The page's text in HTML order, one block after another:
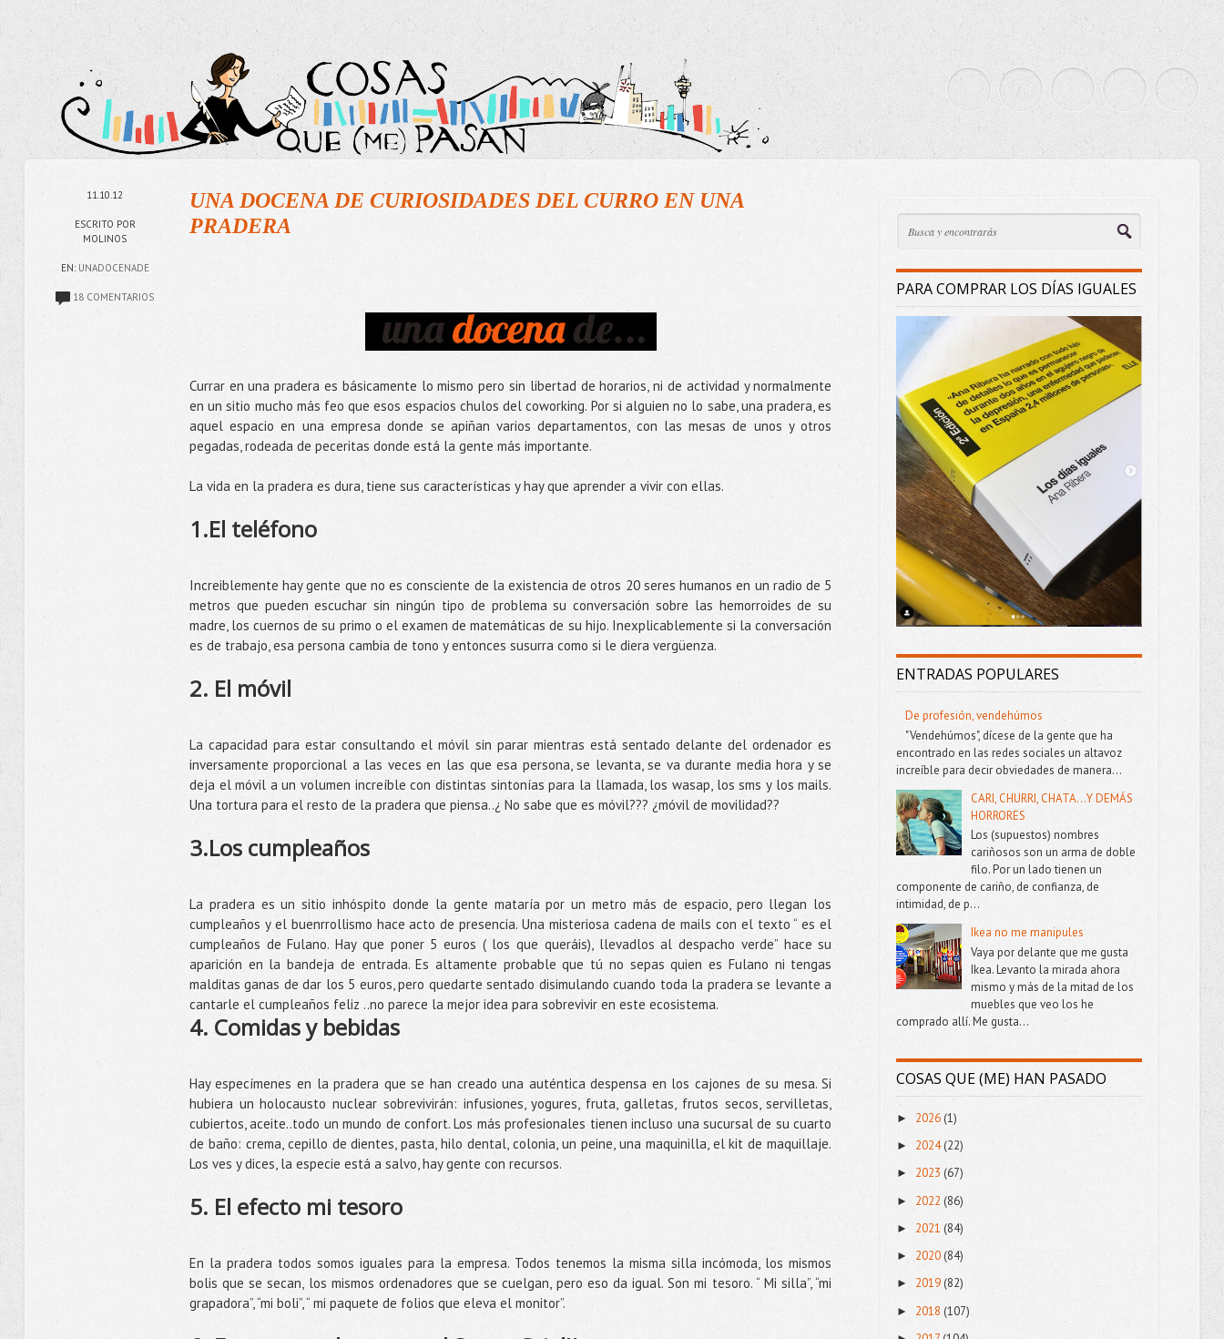
11.10.12
ESCRITO POR
MOLINOS
EN: UNADOCENADE
18 COMENTARIOS
UNA DOCENA DE CURIOSIDADES DEL CURRO EN UNA
PRADERA
Currar en una pradera es básicamente lo mismo pero sin libertad de horarios, ni de actividad y normalmente
en un sitio mucho más feo que esos espacios chulos del coworking. Por si alguien no lo sabe, una pradera, es
aquel espacio en una empresa donde se apiñan varios departamentos, con las mesas de unos y otros
pegadas, rodeada de peceritas donde está la gente más importante.
La vida en la pradera es dura, tiene sus características y hay que aprender a vivir con ellas.
1.El teléfono
Increiblemente hay gente que no es consciente de la existencia de otros 20 seres humanos en un radio de 5
metros que pueden escuchar sin ningún tipo de problema su conversación sobre las hemorroides de su
madre, los cuernos de su primo o el examen de matemáticas de su hijo. Inexplicablemente si la conversación
es de trabajo, esa persona cambia de tono y entonces susurra como si le diera vergüenza.
2. El móvil
La capacidad para estar consultando el móvil sin parar mientras está sentado delante del ordenador es
inversamente proporcional a las veces en las que esa persona, se levanta, se va durante media hora y se
deja el móvil a un volumen increíble con distintas sintonías para la llamada, los wasap, los sms y los mails.
Una tortura para el resto de la pradera que piensa..¿ No sabe que es móvil??? ¿móvil de movilidad??
3.Los cumpleaños
La pradera es un sitio inhóspito donde la gente mataría por un metro más de espacio, pero llegan los
cumpleaños y el buenrrollismo hace acto de presencia. Una misteriosa cadena de mails con el texto “ es el
cumpleaños de Fulano. Hay que poner 5 euros ( los que queráis), llevadlos al despacho verde” hace su
aparición en la bandeja de entrada. Es altamente probable que tú no sepas quien es Fulano ni tengas
malditas ganas de dar los 5 euros, pero quedarte sentado disimulando cuando toda la pradera se levante a
cantarle el cumpleaños feliz ..no parece la mejor idea para sobrevivir en este ecosistema.
4. Comidas y bebidas
Hay especímenes en la pradera que se han creado una auténtica despensa en los cajones de su mesa. Si
hubiera un holocausto nuclear sobrevivirán: infusiones, yogures, fruta, galletas, frutos secos, servilletas,
cubiertos, aceite..todo un mundo de confort. Los más profesionales tienen incluso una sucursal de su cuarto
de baño: crema, cepillo de dientes, pasta, hilo dental, colonia, un peine, una maquinilla, el kit de maquillaje.
Los ves y dices, la especie está a salvo, hay gente con recursos.
5. El efecto mi tesoro
En la pradera todos somos iguales para la empresa. Todos tenemos la misma silla incómoda, los mismos
bolis que se secan, los mismos ordenadores que se cuelgan, pero eso da igual. Son mi tesoro. “ Mi silla”, “mi
grapadora”, “mi boli”, “ mi paquete de folios que eleva el monitor”.
PARA COMPRAR LOS DÍAS IGUALES
ENTRADAS POPULARES
De profesión, vendehúmos
"Vendehúmos", dícese de la gente que ha
encontrado en las redes sociales un altavoz
increíble para decir obviedades de manera...
CARI, CHURRI, CHATA...Y DEMÁS
HORRORES
Los (supuestos) nombres
cariñosos son un arma de doble
filo. Por un lado tienen un
componente de cariño, de confianza, de
intimidad, de p...
Ikea no me manipules
Vaya por delante que me gusta
Ikea. Levanto la mirada ahora
mismo y más de la mitad de los
muebles que veo los he
comprado allí. Me gusta...
COSAS QUE (ME) HAN PASADO
► 2026 (1)
► 2024(22)
► 2023 (67)
► 2022 (86)
► 2021 (84)
► 2020(84)
► 2019(82)
► 2018 (107)